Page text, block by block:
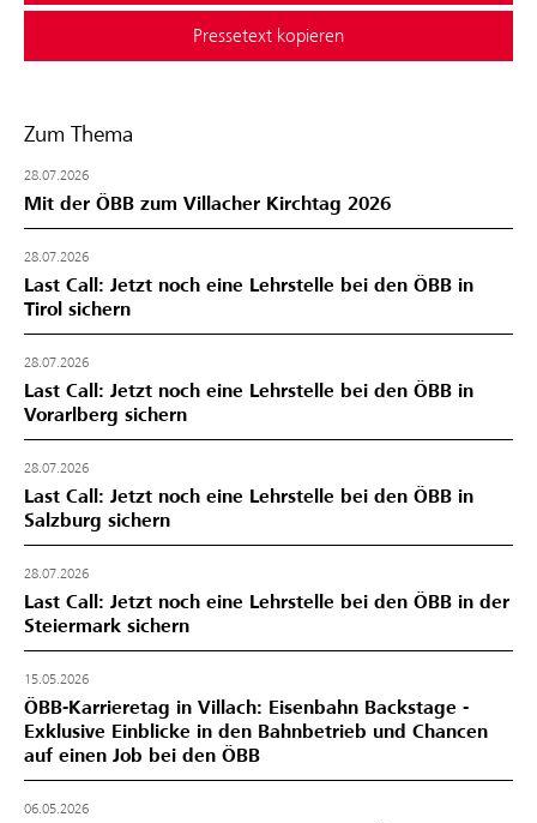
Pressetext kopieren
Zum Thema
28.07.2026
Mit der ÖBB zum Villacher Kirchtag 2026
28.07.2026
Last Call: Jetzt noch eine Lehrstelle bei den ÖBB in
Tirol sichern
28.07.2026
Last Call: Jetzt noch eine Lehrstelle bei den ÖBB in
Vorarlberg sichern
28.07.2026
Last Call: Jetzt noch eine Lehrstelle bei den ÖBB in
Salzburg sichern
28.07.2026
Last Call: Jetzt noch eine Lehrstelle bei den ÖBB in der
Steiermark sichern
15.05.2026
ÖBB-Karrieretag in Villach: Eisenbahn Backstage -
Exklusive Einblicke in den Bahnbetrieb und Chancen
auf einen Job bei den ÖBB
06.05.2026